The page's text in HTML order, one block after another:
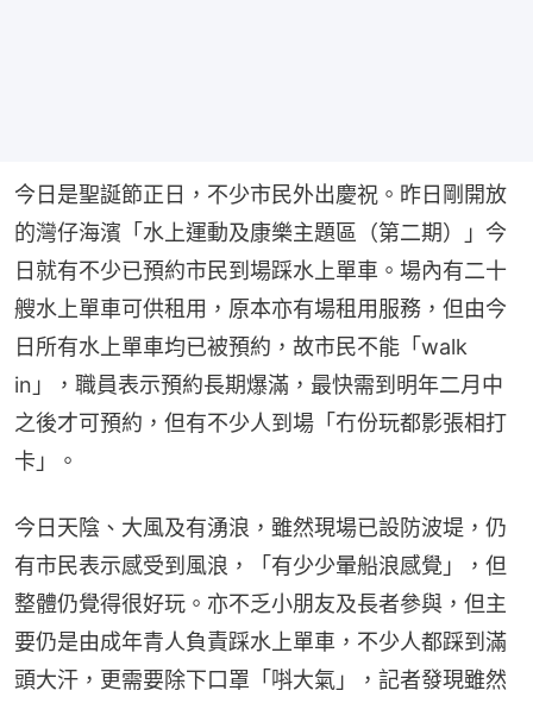
今日是聖誕節正日，不少市民外出慶祝。昨日剛開放
的灣仔海濱「水上運動及康樂主題區（第二期）」今
日就有不少已預約市民到場踩水上單車。場內有二十
艘水上單車可供租用，原本亦有場租用服務，但由今
日所有水上單車均已被預約，故市民不能「walk
in」，職員表示預約長期爆滿，最快需到明年二月中
之後才可預約，但有不少人到場「冇份玩都影張相打
卡」。
今日天陰、大風及有湧浪，雖然現場已設防波堤，仍
有市民表示感受到風浪，「有少少暈船浪感覺」，但
整體仍覺得很好玩。亦不乏小朋友及長者參與，但主
要仍是由成年青人負責踩水上單車，不少人都踩到滿
頭大汗，更需要除下口罩「唞大氣」，記者發現雖然